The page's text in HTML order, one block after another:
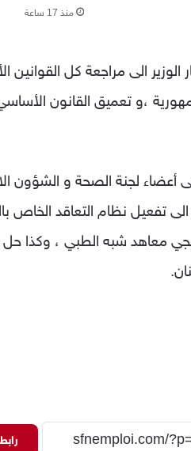
منذ 17 ساعة
الى مراجعة كل
،و تعميق القانون
لجنة الصحة و الشؤون
تفعيل نظام التعاقد
معاهد شبه الطبي ، وكذا